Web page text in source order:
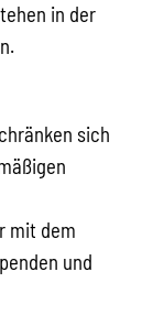
in der
sich
mit dem
und